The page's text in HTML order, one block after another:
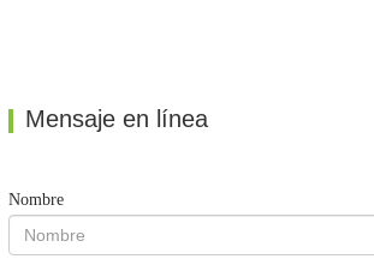
Mensaje en línea
Nombre